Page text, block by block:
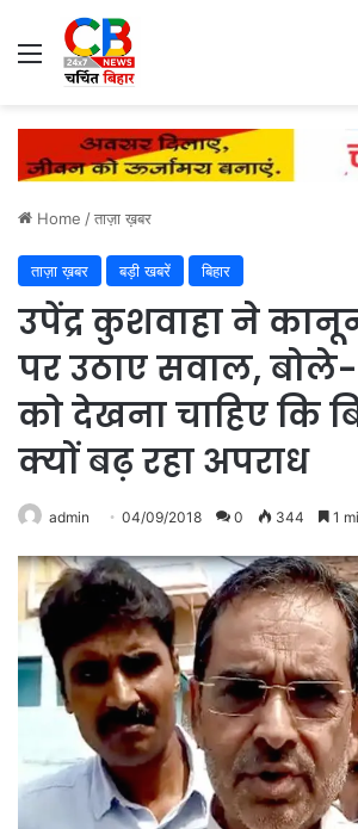
Menu
Home /ताज़ा ख़बर
ताज़ा ख़बर बड़ी खबरें बिहार
उपेंद्र कुशवाहा ने
पर उठाए सवाल,
को देखना चाहिए कि
क्यों बढ़ रहा अपराध
admin 04/09/2018 0 344 1